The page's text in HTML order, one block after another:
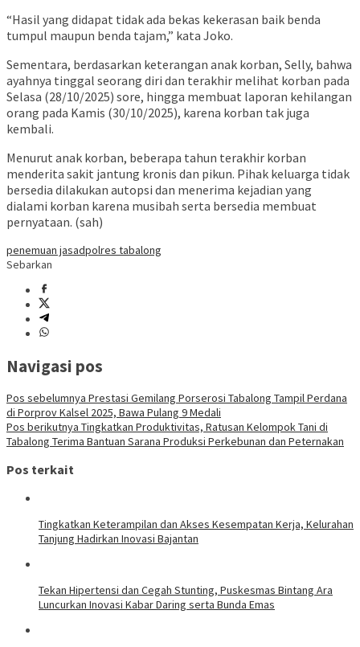
“Hasil yang didapat tidak ada bekas kekerasan baik benda
tumpul maupun benda tajam,” kata Joko.
Sementara, berdasarkan keterangan anak korban, Selly, bahwa
ayahnya tinggal seorang diri dan terakhir melihat korban pada
Selasa (28/10/2025) sore, hingga membuat laporan kehilangan
orang pada Kamis (30/10/2025), karena korban tak juga
kembali.
Menurut anak korban, beberapa tahun terakhir korban
menderita sakit jantung kronis dan pikun. Pihak keluarga tidak
bersedia dilakukan autopsi dan menerima kejadian yang
dialami korban karena musibah serta bersedia membuat
pernyataan. (sah)
penemuan jasadpolres tabalong
Sebarkan
Navigasi pos
Pos sebelumnya Prestasi Gemilang Porserosi Tabalong Tampil Perdana
di Porprov Kalsel 2025, Bawa Pulang 9 Medali
Pos berikutnya Tingkatkan Produktivitas, Ratusan Kelompok Tani di
Tabalong Terima Bantuan Sarana Produksi Perkebunan dan Peternakan
Pos terkait
Tingkatkan Keterampilan dan Akses Kesempatan Kerja, Kelurahan
Tanjung Hadirkan Inovasi Bajantan
Tekan Hipertensi dan Cegah Stunting, Puskesmas Bintang Ara
Luncurkan Inovasi Kabar Daring serta Bunda Emas